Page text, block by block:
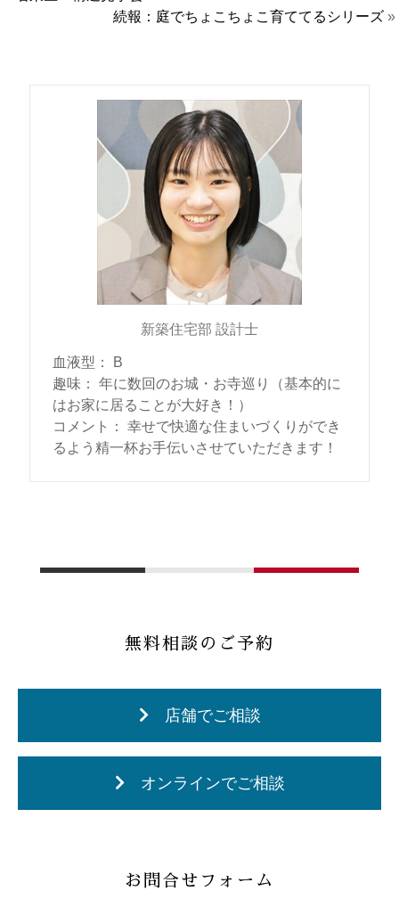
続報：庭でちょこちょこ育ててるシリーズ»
新築住宅部 設計士
血液型 ：
B
趣味 ：
年に数回のお城・お寺巡り（基本的に
はお家に居ることが大好き！）
コメント
：
幸せで快適な住まいづくりができ
るよう精一杯お手伝いさせていただきます！
無料相談のご予約
店舗でご相談
オンラインでご相談
お問合せフォーム